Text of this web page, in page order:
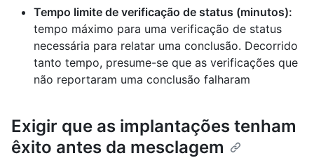
Tempo limite de verificação de status (minutos):
tempo máximo para uma verificação de status
necessária para relatar uma conclusão. Decorrido
tanto tempo, presume-se que as verificações que
não reportaram uma conclusão falharam
Exigir que as implantações tenham
êxito antes da mesclagem